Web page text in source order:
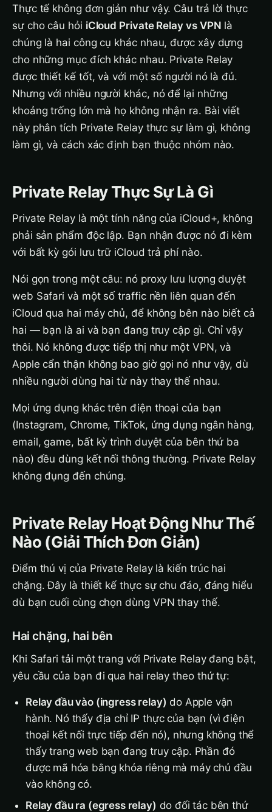
Thực tế không đơn giản như vậy. Câu trả lời thực
sự cho câu hỏi iCloud Private Relay vs VPN là
chúng là hai công cụ khác nhau, được xây dựng
cho những mục đích khác nhau. Private Relay
được thiết kế tốt, và với một số người nó là đủ.
Nhưng với nhiều người khác, nó để lại những
khoảng trống lớn mà họ không nhận ra. Bài viết
này phân tích Private Relay thực sự làm gì, không
làm gì, và cách xác định bạn thuộc nhóm nào.
Private Relay Thực Sự Là Gì
Private Relay là một tính năng của iCloud+, không
phải sản phẩm độc lập. Bạn nhận được nó đi kèm
với bất kỳ gói lưu trữ iCloud trả phí nào.
Nói gọn trong một câu: nó proxy lưu lượng duyệt
web Safari và một số traffic nền liên quan đến
iCloud qua hai máy chủ, để không bên nào biết cả
hai — bạn là ai và bạn đang truy cập gì. Chỉ vậy
thôi. Nó không được tiếp thị như một VPN, và
Apple cẩn thận không bao giờ gọi nó như vậy, dù
nhiều người dùng hai từ này thay thế nhau.
Mọi ứng dụng khác trên điện thoại của bạn
(Instagram, Chrome, TikTok, ứng dụng ngân hàng,
email, game, bất kỳ trình duyệt của bên thứ ba
nào) đều dùng kết nối thông thường. Private Relay
không đụng đến chúng.
Private Relay Hoạt Động Như Thế
Nào (Giải Thích Đơn Giản)
Điểm thú vị của Private Relay là kiến trúc hai
chặng. Đây là thiết kế thực sự chu đáo, đáng hiểu
dù bạn cuối cùng chọn dùng VPN thay thế.
Hai chặng, hai bên
Khi Safari tải một trang với Private Relay đang bật,
yêu cầu của bạn đi qua hai relay theo thứ tự:
Relay đầu vào (ingress relay) do Apple vận
hành. Nó thấy địa chỉ IP thực của bạn (vì điện
thoại kết nối trực tiếp đến nó), nhưng không thể
thấy trang web bạn đang truy cập. Phần đó
được mã hóa bằng khóa riêng mà máy chủ đầu
vào không có.
Relay đầu ra (egress relay) do đối tác bên thứ